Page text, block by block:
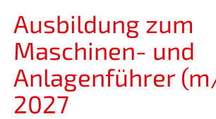
Ausbildung zum
Maschinen- und
Anlagenführer
2027